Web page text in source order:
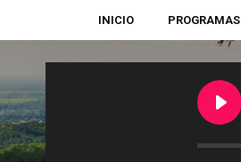
INICIO PROGRAMAS